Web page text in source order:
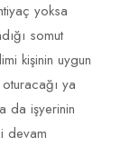
yoksa
somut
kişinin uygun
ya
da işyerinin
devam